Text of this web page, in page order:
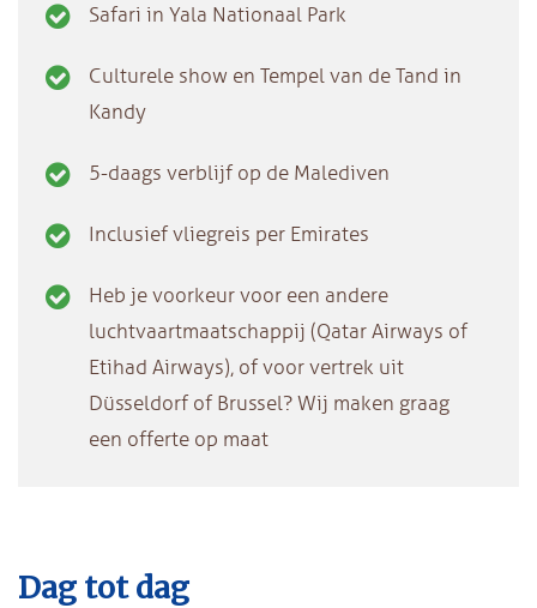
Safari in Yala Nationaal Park
Culturele show en Tempel van de Tand in
Kandy
5-daags verblijf op de Malediven
Inclusief vliegreis per Emirates
Heb je voorkeur voor een andere
luchtvaartmaatschappij (Qatar Airways of
Etihad Airways), of voor vertrek uit
Düsseldorf of Brussel? Wij maken graag
een offerte op maat
Dag tot dag